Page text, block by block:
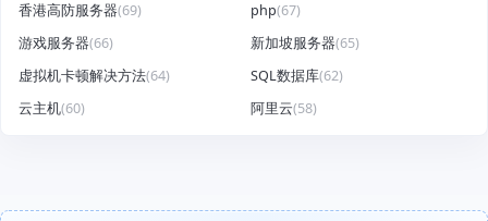
香港高防服务器(69) php(67)
游戏服务器(66) 新加坡服务器(65)
虚拟机卡顿解决方法(64) SQL数据库(62)
云主机(60) 阿里云(58)